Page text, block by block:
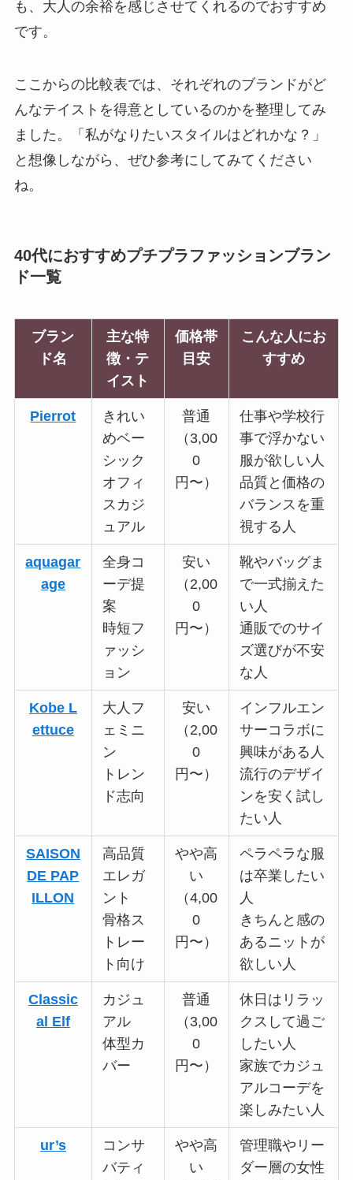
も、大人の余裕を感じさせてくれるのでおすすめ
です。
ここからの比較表では、それぞれのブランドがど
んなテイストを得意としているのかを整理してみ
ました。「私がなりたいスタイルはどれかな？」
と想像しながら、ぜひ参考にしてみてください
ね。
40代におすすめプチプラファッションブラン
ド一覧
ブラン
ド名
主な特
徴・テ
イスト
価格帯
目安
こんな人にお
すすめ
Pierrot
きれい
めベー
シック
オフィ
スカジ
ュアル
普通
（3,00
0
円〜）
仕事や学校行
事で浮かない
服が欲しい人
品質と価格の
バランスを重
視する人
aquagar
age
全身コ
ーデ提
案
時短フ
ァッシ
ョン
安い
（2,00
0
円〜）
靴やバッグま
で一式揃えた
い人
通販でのサイ
ズ選びが不安
な人
Kobe L
ettuce
大人フ
ェミニ
ン
トレン
ド志向
安い
（2,00
0
円〜）
インフルエン
サーコラボに
興味がある人
流行のデザイ
ンを安く試し
たい人
SAISON
DE PAP
ILLON
高品質
エレガ
ント
骨格ス
トレー
ト向け
やや高
い
（4,00
0
円〜）
ペラペラな服
は卒業したい
人
きちんと感の
あるニットが
欲しい人
Classic
al Elf
カジュ
アル
体型カ
バー
普通
（3,00
0
円〜）
休日はリラッ
クスして過ご
したい人
家族でカジュ
アルコーデを
楽しみたい人
ur’s
コンサ
バティ
やや高
い
管理職やリー
ダー層の女性